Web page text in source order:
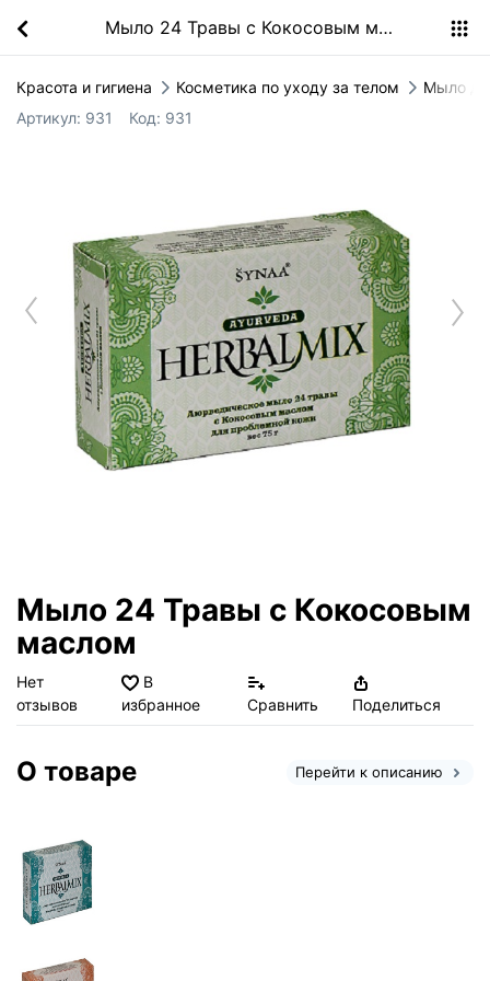
Мыло 24 Травы с Кокосовым маслом
Красота и гигиена Косметика по уходу за телом
Мыло
Артикул: 931 Код: 931
Pre v
iou s Next
Мыло 24 Травы с Кокосовым
маслом
Нет
отзывов
В
избранное
Сравнить Поделиться
О товаре Перейти к описанию